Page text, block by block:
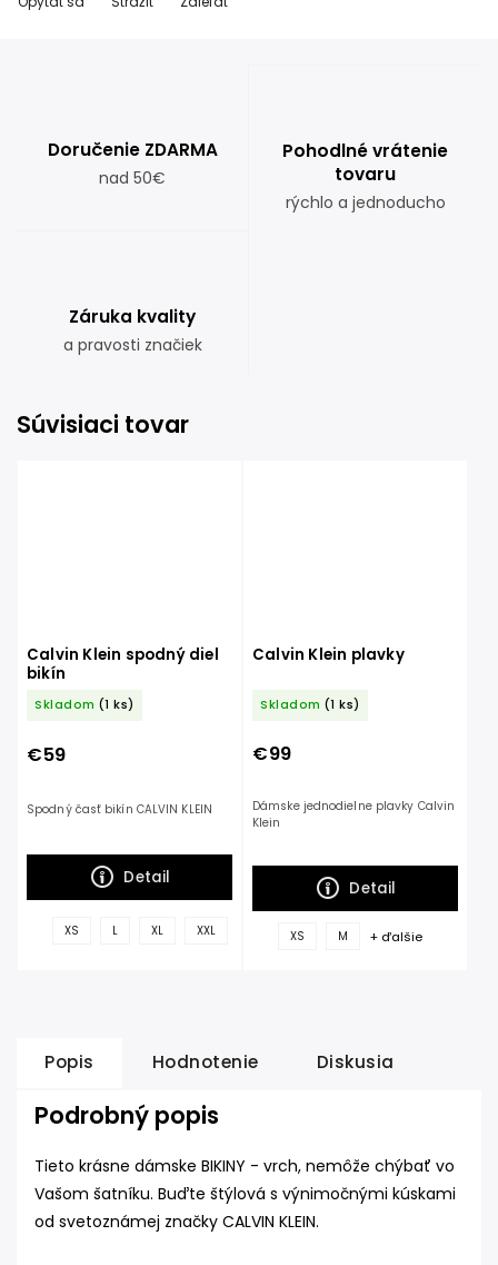
Doručenie ZDARMA
nad 50€
Pohodlné vrátenie
tovaru
rýchlo a jednoducho
Záruka kvality
a pravosti značiek
Súvisiaci tovar
Calvin Klein spodný diel
bikín
Skladom (1 ks)
€59
Detail
Spodný časť bikín CALVIN KLEIN
XS L XL XXL
Calvin Klein plavky
Skladom (1 ks)
€99
Detail
Dámske jednodielne plavky Calvin
Klein
XS M + ďalšie
Popis Hodnotenie Diskusia
Podrobný popis
Tieto krásne dámske BIKINY - vrch, nemôže chýbať vo
Vašom šatníku. Buďte štýlová s výnimočnými kúskami
od svetoznámej značky CALVIN KLEIN.